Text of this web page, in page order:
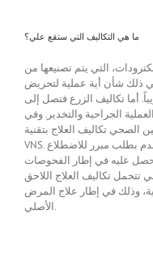
ما هي التكاليف التي ستقع علي؟
التي يتم تصنيعها من
في ذلك شأن أية عملية لتحريض
النظام 12000 يورو تقريباً. أما تكاليف الزرع فتصل إلى
والعملية الجراحية والتخدير. وفي
الصحي تكاليف العلاج بتقنية
VNS. وفي جميع الأحوال يكون من المفيد التقدم بطلب مبرر للاضطلاع
عليه في إطار الفحوصات
تتحمل تكاليف العلاج اللاحق
وذلك في إطار علاج المرض
الأصلي.